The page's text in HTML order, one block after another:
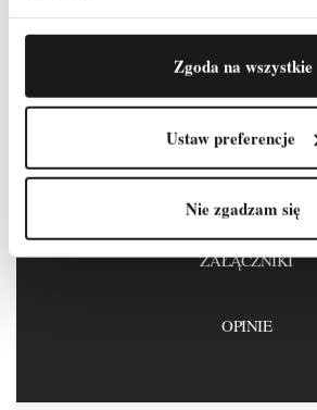
Zgoda na wszystkie
Ustaw preferencje
Nie zgadzam się
OPIS
ZAŁĄCZNIKI
OPINIE